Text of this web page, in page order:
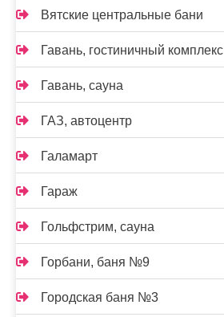
Вятские центральные бани
Гавань, гостиничный комплекс
Гавань, сауна
ГАЗ, автоцентр
Галамарт
Гараж
Гольфстрим, сауна
Горбани, баня №9
Городская баня №3